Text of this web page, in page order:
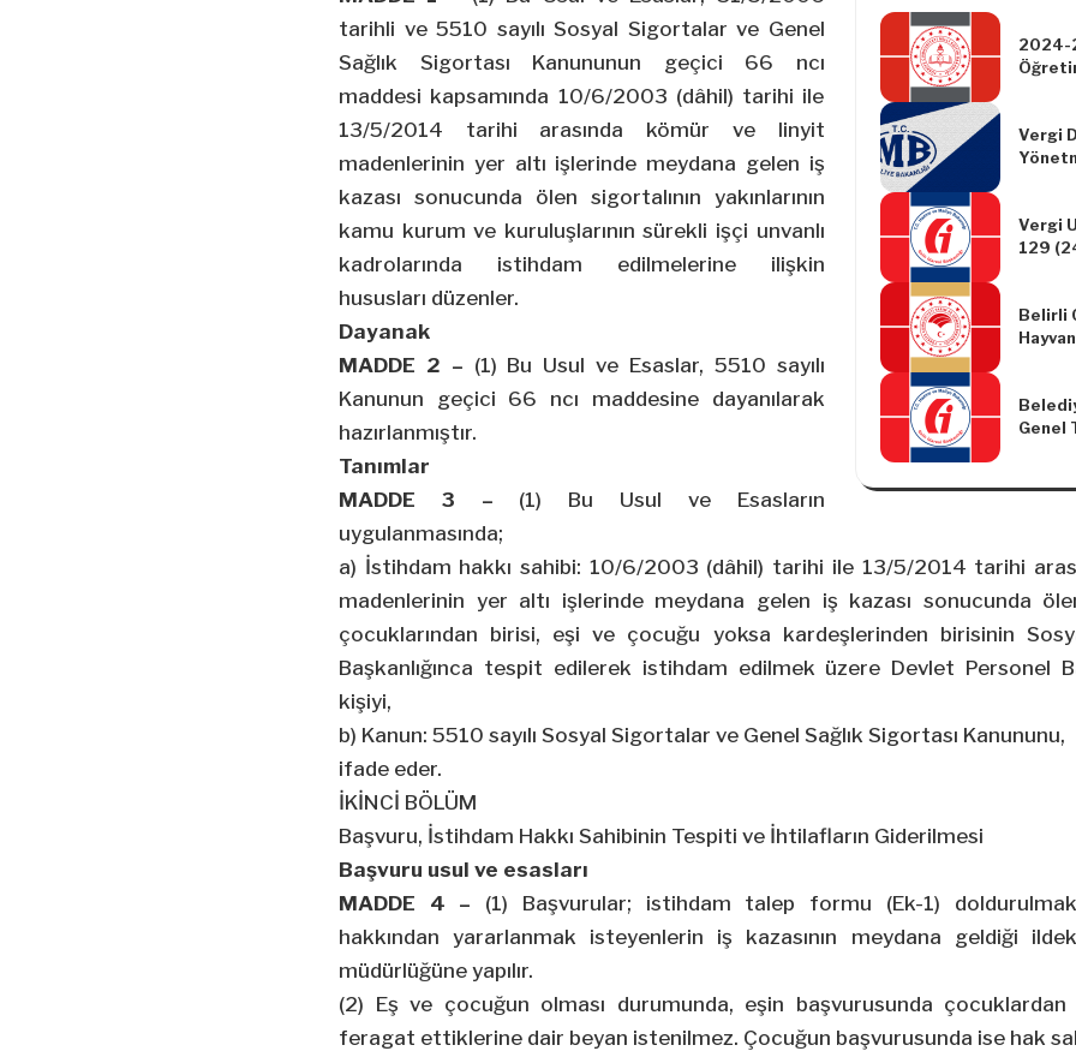
2024-
Vergi
Vergi
129
2020
Belirli
Genel
tarihli ve 5510 sayılı Sosyal Sigortalar ve Genel
Sağlık Sigortası Kanununun geçici 66 ncı
maddesi kapsamında 10/6/2003 (dâhil) tarihi ile
13/5/2014 tarihi arasında kömür ve linyit
madenlerinin yer altı işlerinde meydana gelen iş
kazası sonucunda ölen sigortalının yakınlarının
kamu kurum ve kuruluşlarının sürekli işçi unvanlı
kadrolarında istihdam edilmelerine ilişkin
hususları düzenler.
Dayanak
MADDE 2 – (1) Bu Usul ve Esaslar, 5510 sayılı
Kanunun geçici 66 ncı maddesine dayanılarak
hazırlanmıştır.
Tanımlar
MADDE 3 – (1) Bu Usul ve Esasların
uygulanmasında;
a) İstihdam hakkı sahibi: 10/6/2003 (dâhil) tarihi ile 13/5/2014 tarihi
madenlerinin yer altı işlerinde meydana gelen iş kazası sonucunda
çocuklarından birisi, eşi ve çocuğu yoksa kardeşlerinden birisinin
Başkanlığınca tespit edilerek istihdam edilmek üzere Devlet Personel
kişiyi,
b) Kanun: 5510 sayılı Sosyal Sigortalar ve Genel Sağlık Sigortası Kanununu,
ifade eder.
İKİNCİ BÖLÜM
Başvuru, İstihdam Hakkı Sahibinin Tespiti ve İhtilafların Giderilmesi
Başvuru usul ve esasları
MADDE 4 – (1) Başvurular; istihdam talep formu (Ek-1)
hakkından yararlanmak isteyenlerin iş kazasının meydana geldiği
müdürlüğüne yapılır.
(2) Eş ve çocuğun olması durumunda, eşin başvurusunda çocuklardan
feragat ettiklerine dair beyan istenilmez. Çocuğun başvurusunda ise hak